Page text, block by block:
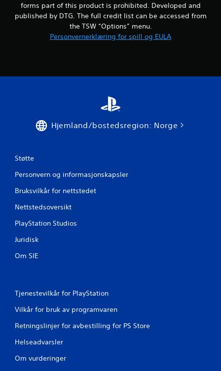
forms part of this product is prohibited. Developed and
published by DTG. The full credit list can be accessed from
the TSW “Options” menu.
Personvernerklæring for spill og EULA
Hjemland/bostedsregion: Norge
Støtte
Personvern og informasjonskapsler
Bruksvilkår for nettstedet
Nettstedsoversikt
PlayStation Studios
Juridisk
Om SIE
Tjenestevilkår for PlayStation
Vilkår for bruk av programvaren
Retningslinjer for avbestilling for PS Store
Helseadvarsler
Om vurderinger